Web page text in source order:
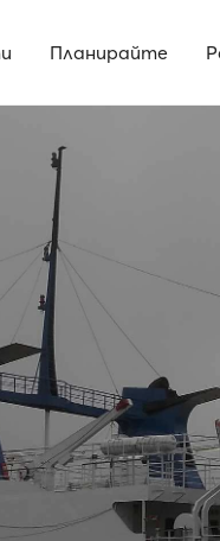
Планирайте